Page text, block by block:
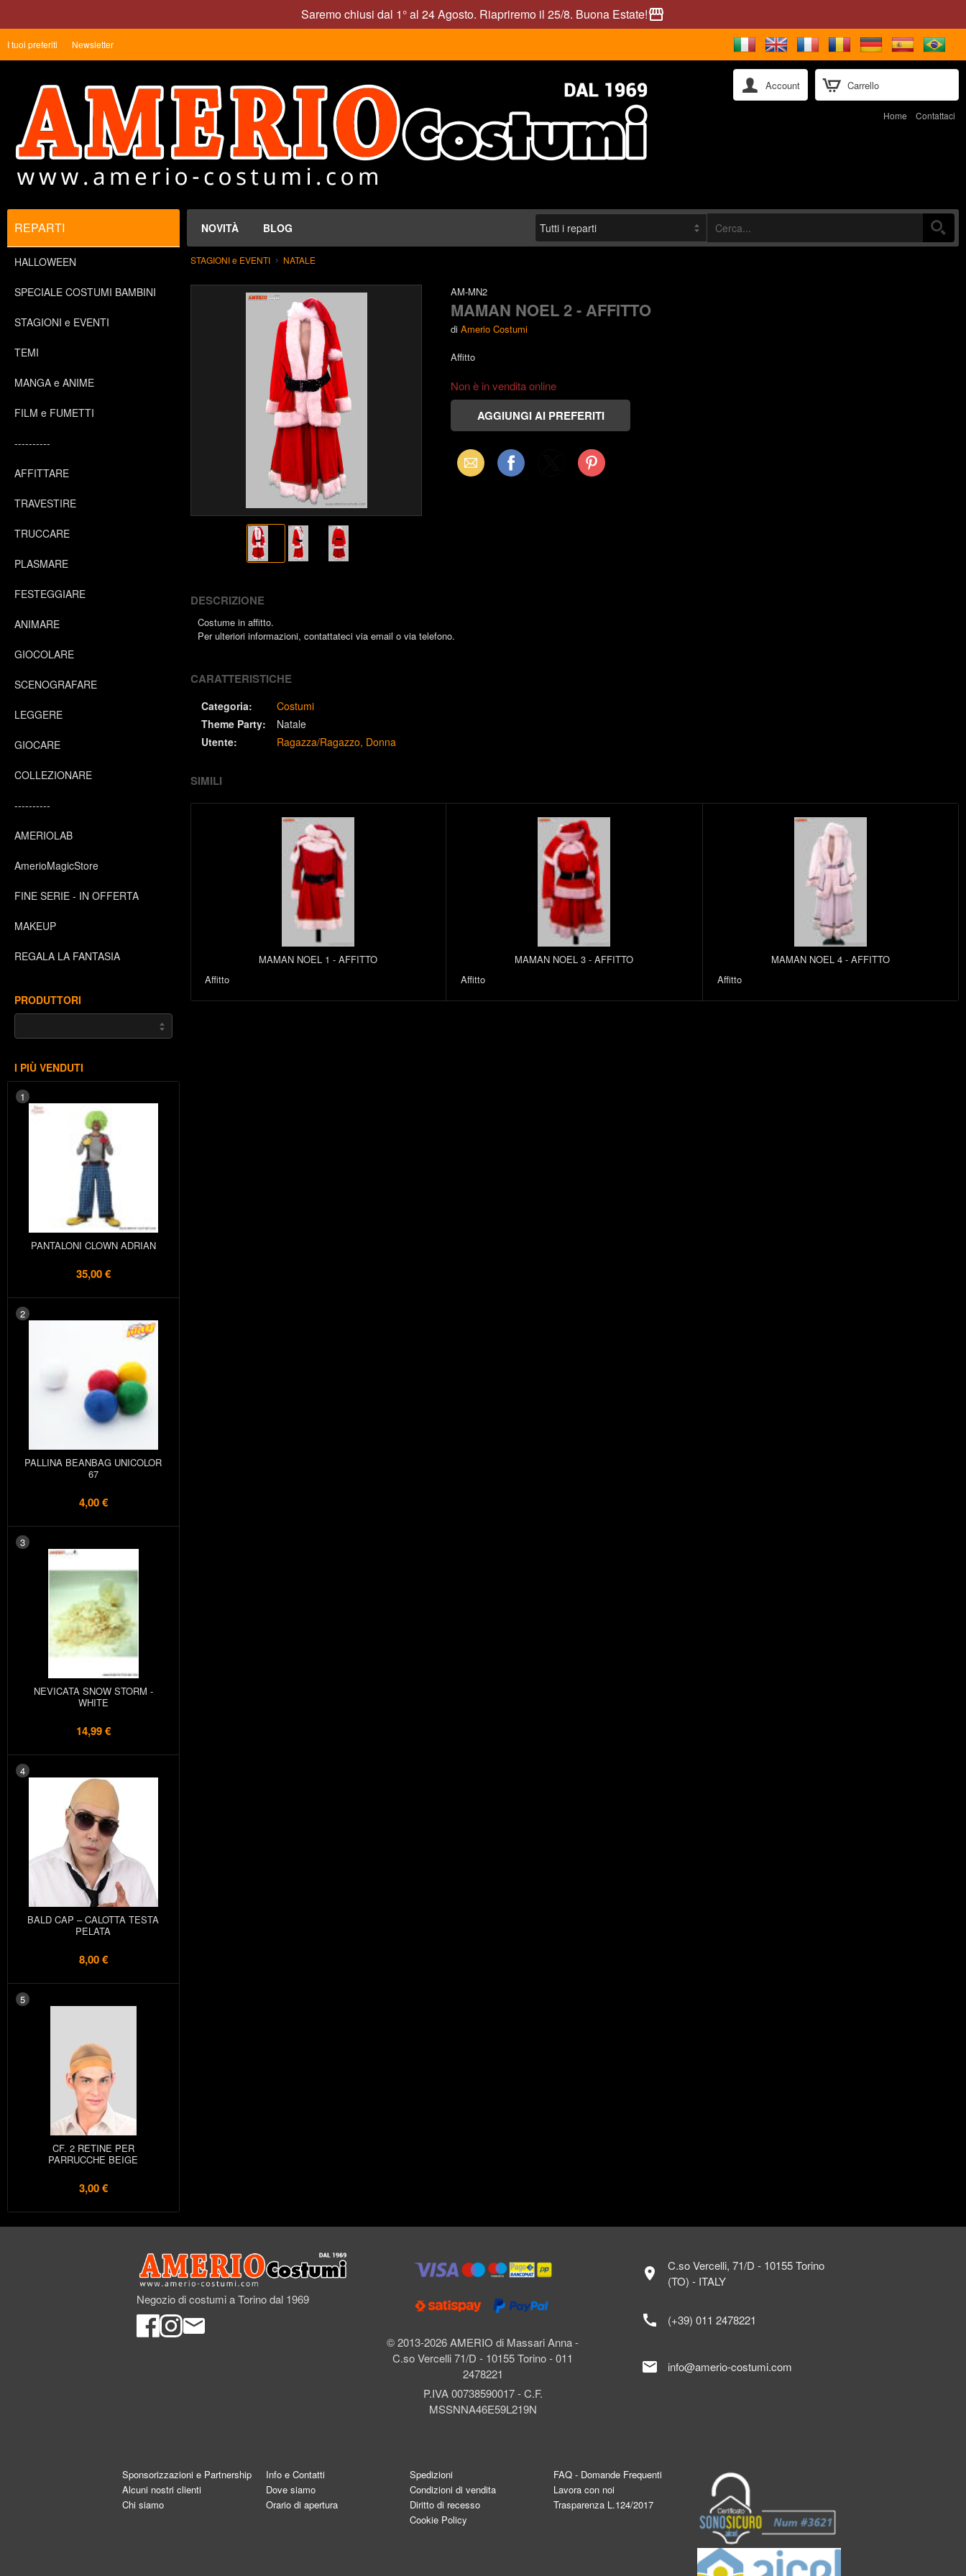
Saremo chiusi dal 1° al 24 Agosto. Riapriremo il 25/8. Buona Estate!storefront
Carrello
I tuoi preferiti Newsletter
Account
Home Contattaci
NOVITÀ BLOG
REPARTI
HALLOWEEN
SPECIALE COSTUMI BAMBINI
STAGIONI e EVENTI
TEMI
MANGA e ANIME
FILM e FUMETTI
----------
AFFITTARE
TRAVESTIRE
TRUCCARE
PLASMARE
FESTEGGIARE
ANIMARE
GIOCOLARE
SCENOGRAFARE
LEGGERE
GIOCARE
COLLEZIONARE
----------
AMERIOLAB
AmerioMagicStore
FINE SERIE - IN OFFERTA
MAKEUP
REGALA LA FANTASIA
PRODUTTORI
I PIÙ VENDUTI
1
PANTALONI CLOWN ADRIAN
35,00 €
2
PALLINA BEANBAG UNICOLOR
67
4,00 €
3
NEVICATA SNOW STORM -
WHITE
14,99 €
4
BALD CAP – CALOTTA TESTA
PELATA
8,00 €
5
CF. 2 RETINE PER
PARRUCCHE BEIGE
3,00 €
STAGIONI e EVENTI NATALE
AM-MN2
MAMAN NOEL 2 - AFFITTO
di Amerio Costumi
Affitto
Non è in vendita online
Email Facebook Pinterest
DESCRIZIONE
Costume in affitto.
Per ulteriori informazioni, contattateci via email o via telefono.
CARATTERISTICHE
Categoria:
Costumi
Theme Party:
Natale
Utente:
Ragazza/Ragazzo Donna
SIMILI
MAMAN NOEL 1 - AFFITTO
Affitto
MAMAN NOEL 3 - AFFITTO
Affitto
MAMAN NOEL 4 - AFFITTO
Affitto
Negozio di costumi a Torino dal 1969
© 2013-2026 AMERIO di Massari Anna -
C.so Vercelli 71/D - 10155 Torino - 011
2478221
P.IVA 00738590017 - C.F.
MSSNNA46E59L219N
location_on
C.so Vercelli, 71/D - 10155 Torino
(TO) - ITALY
call (+39) 011 2478221
mail info@amerio-costumi.com
Sponsorizzazioni e Partnership
Alcuni nostri clienti
Chi siamo
Info e Contatti
Dove siamo
Orario di apertura
Spedizioni
Condizioni di vendita
Diritto di recesso
Cookie Policy
FAQ - Domande Frequenti
Lavora con noi
Trasparenza L.124/2017